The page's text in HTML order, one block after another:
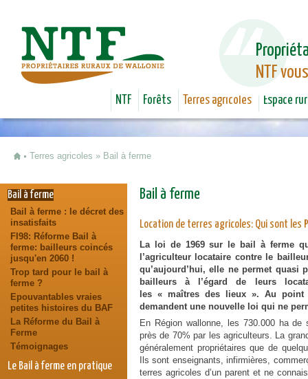
NTF
NTF Forêts Terres agricoles Espace
Terres agricoles » Bail à ferme
Bail à ferme
Location de terres agricoles: Qui sont les
La loi de 1969 sur le bail à ferme
l’agriculteur locataire contre le
qu’aujourd’hui, elle ne permet quasi
bailleurs à l’égard de leurs
les « maîtres des lieux ». Au point
demandent une nouvelle loi qui ne
En Région wallonne, les 730.000 ha
près de 70% par les agriculteurs. La
généralement propriétaires que de
Ils sont enseignants, infirmières,
terres agricoles d’un parent et ne
Bail à ferme
Bail à ferme : le décret des
insatisfaits
FI98: Réforme Bail à
ferme: bailleurs coincés
jusqu'en 2060 !
Trop tard pour le bail à
ferme ?
Epouvantables vraies
petites histoires du BAF
La Réforme du Bail à
Ferme
Témoignages
Le Bail à ferme en pratique